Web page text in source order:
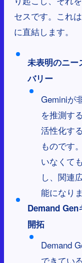
セスです。これ
に直結します。
未表明のニー
バリー
Geminiが
を推測す
活性化す
ものです
いなくて
し、関連
能になりま
Demand Gen
開拓
Demand
できてい